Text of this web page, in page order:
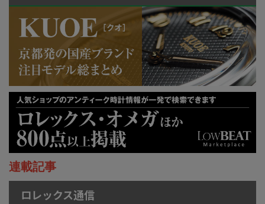
連載記事
ロレックス通信